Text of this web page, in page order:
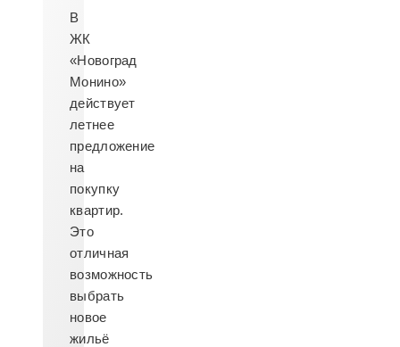
В
ЖК
«Новоград
Монино»
действует
летнее
предложение
на
покупку
квартир.
Это
отличная
возможность
выбрать
новое
жильё